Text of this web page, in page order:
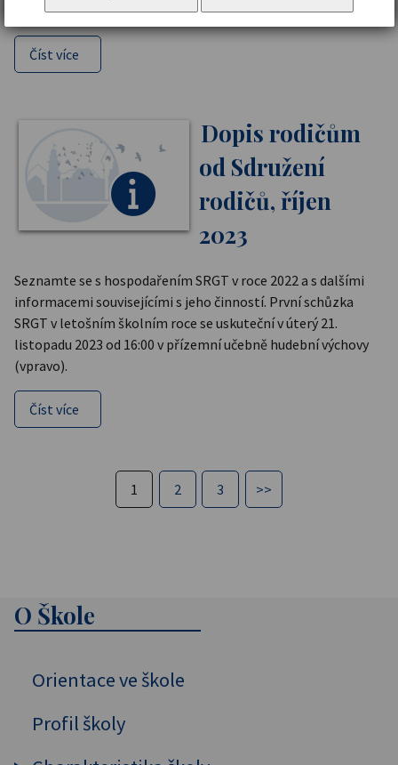
přízemí školy.
Číst více
Dopis rodičům
od Sdružení
rodičů, říjen
2023
Seznamte se s hospodařením SRGT v roce 2022 a s dalšími
informacemi souvisejícími s jeho činností. První schůzka
SRGT v letošním školním roce se uskuteční v úterý 21.
listopadu 2023 od 16:00 v přízemní učebně hudební výchovy
(vpravo).
Číst více
1 2 3 >>
O Škole
Orientace ve škole
Profil školy